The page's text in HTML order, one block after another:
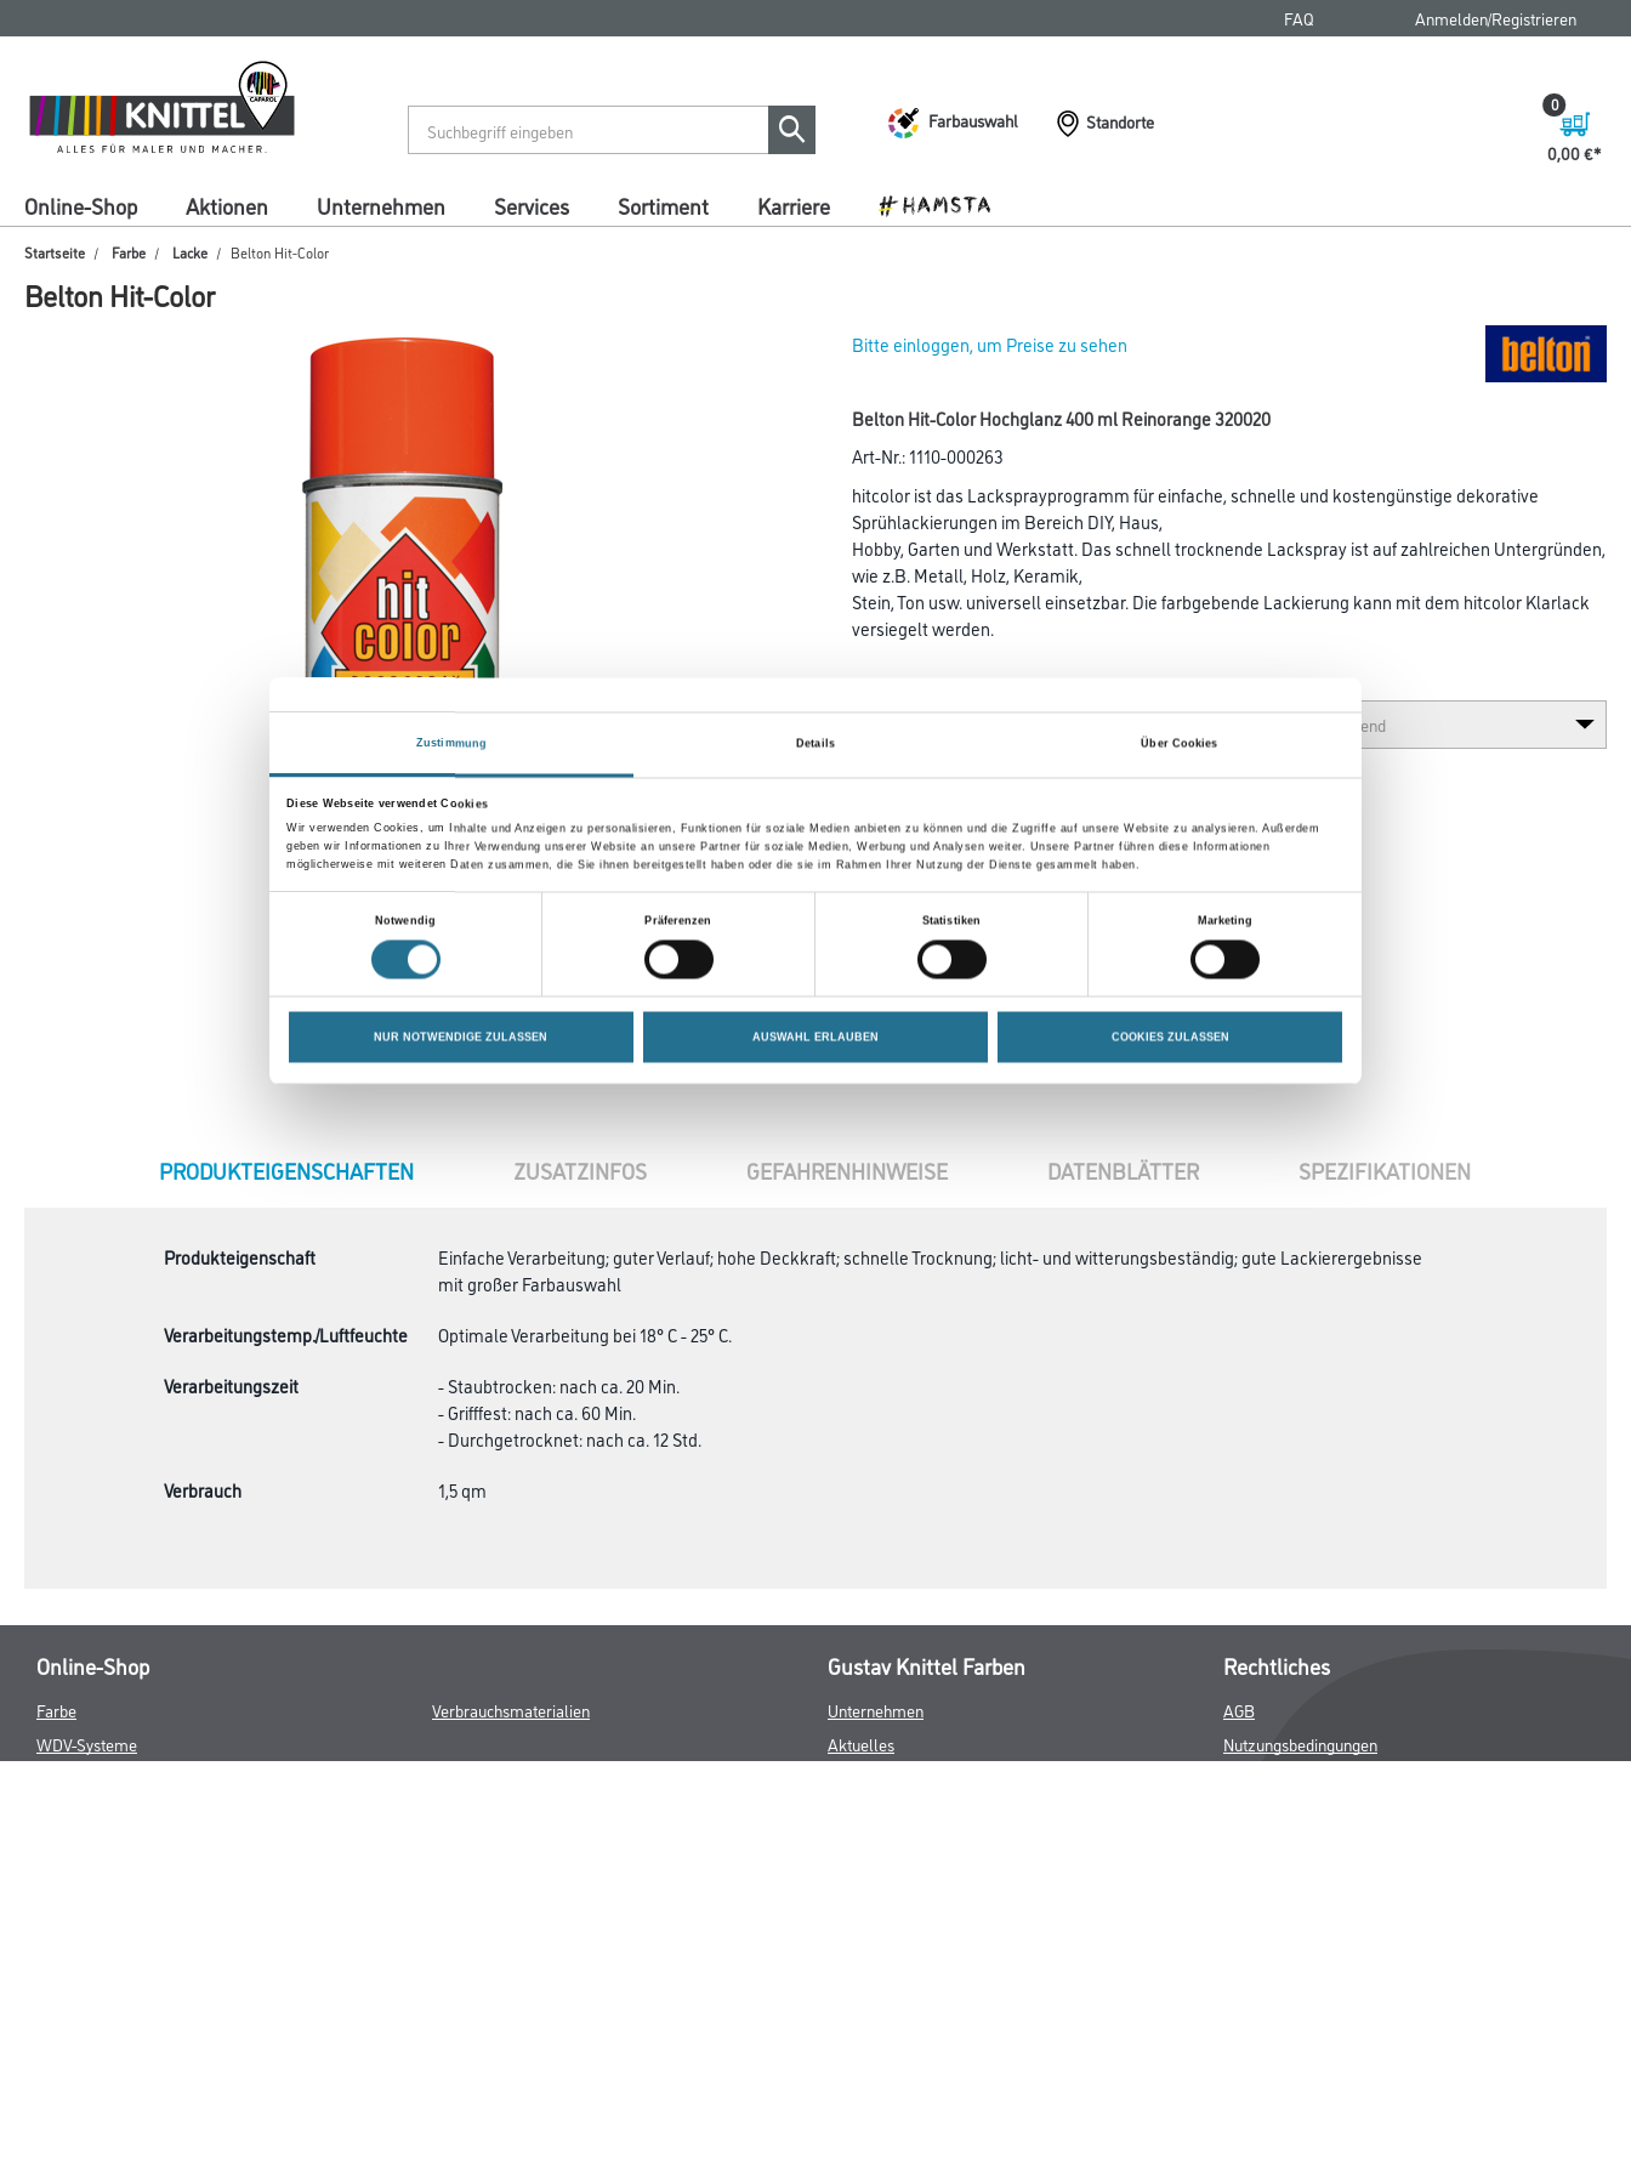
Zustimmung Details Über Cookies
Diese Webseite verwendet Cookies
Wir verwenden Cookies, um Inhalte und Anzeigen zu personalisieren, Funktionen für soziale Medien anbieten zu können und die Zugriffe auf unsere Website zu analysieren. Außerdem
geben wir Informationen zu Ihrer Verwendung unserer Website an unsere Partner für soziale Medien, Werbung und Analysen weiter. Unsere Partner führen diese Informationen
möglicherweise mit weiteren Daten zusammen, die Sie ihnen bereitgestellt haben oder die sie im Rahmen Ihrer Nutzung der Dienste gesammelt haben.
Notwendig
Präferenzen Statistiken Marketing
NUR NOTWENDIGE ZULASSEN AUSWAHL ERLAUBEN COOKIES ZULASSEN
springen
springen
FAQ Anmelden/Registrieren
Farbauswahl
Standorte
0,00 €
0
Online-Shop Aktionen Unternehmen Services Sortiment Karriere
Startseite Farbe Lacke Belton Hit-Color
Belton Hit-Color
Bitte einloggen, um Preise zu sehen
Belton Hit-Color Hochglanz 400 ml Reinorange 320020
Art-Nr.:1110-000263
hitcolor ist das Lacksprayprogramm für einfache, schnelle und kostengünstige dekorative
Sprühlackierungen im Bereich DIY, Haus,
Hobby, Garten und Werkstatt. Das schnell trocknende Lackspray ist auf zahlreichen Untergründen,
wie z.B. Metall, Holz, Keramik,
Stein, Ton usw. universell einsetzbar. Die farbgebende Lackierung kann mit dem hitcolor Klarlack
versiegelt werden.
Umrechnungsfaktoren
CURRENT
PRODUKTEIGENSCHAFTEN ZUSATZINFOS GEFAHRENHINWEISE DATENBLÄTTER SPEZIFIKATIONEN
Produkteigenschaft
Einfache Verarbeitung; guter Verlauf; hohe Deckkraft; schnelle Trocknung; licht- und witterungsbeständig; gute Lackierergebnisse
mit großer Farbauswahl
Verarbeitungstemp./Luftfeuchte
Optimale Verarbeitung bei 18° C - 25° C.
Verarbeitungszeit
- Staubtrocken: nach ca. 20 Min.
- Grifffest: nach ca. 60 Min.
- Durchgetrocknet: nach ca. 12 Std.
Verbrauch
1,5 qm
Online-Shop
Farbe
WDV-Systeme
Verbrauchsmaterialien
Gustav Knittel Farben
Unternehmen
Aktuelles
Rechtliches
AGB
Nutzungsbedingungen